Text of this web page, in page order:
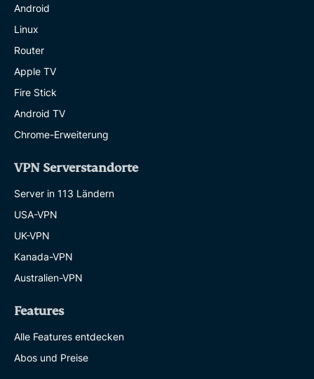
Android
Linux
Router
Apple TV
Fire Stick
Android TV
Chrome-Erweiterung
VPN Serverstandorte
Server in 113 Ländern
USA-VPN
UK-VPN
Kanada-VPN
Australien-VPN
Features
Alle Features entdecken
Abos und Preise